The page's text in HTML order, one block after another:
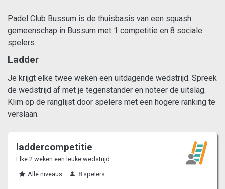
Padel Club Bussum is de thuisbasis van een squash
gemeenschap in Bussum met 1 competitie en 8 sociale
spelers.
Ladder
Je krijgt elke twee weken een uitdagende wedstrijd. Spreek
de wedstrijd af met je tegenstander en noteer de uitslag.
Klim op de ranglijst door spelers met een hogere ranking te
verslaan.
laddercompetitie
Elke 2 weken een leuke wedstrijd
Alle niveaus
8 spelers